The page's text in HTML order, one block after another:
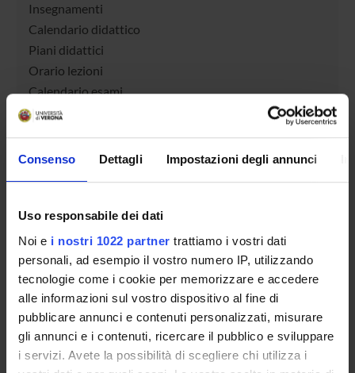
Consenso Dettagli Impostazioni degli annunci
Uso responsabile dei dati
Noi e i nostri 1022 partner trattiamo i vostri dati
personali, ad esempio il vostro numero IP, utilizzando
tecnologie come i cookie per memorizzare e accedere
alle informazioni sul vostro dispositivo al fine di
pubblicare annunci e contenuti personalizzati, misurare
gli annunci e i contenuti, ricercare il pubblico e sviluppare
i servizi. Avete la possibilità di scegliere chi utilizza i
Insegnamenti
Calendario didattico
Piani didattici
Orario lezioni
Calendario esami
Bacheca avvisi
Organi collegiali e di governo
OFFERTA FORMATIVA
CORSI DI STUDIO
DOTTORATI, MASTER E FORMAZIONE SUPERIORE
Contatti
Persone